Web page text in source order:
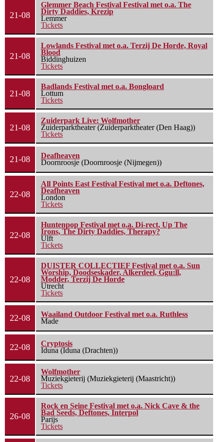
21-08
Glemmer Beach Festival Festival met o.a. The
Dirty Daddies, Krezip
Lemmer
Tickets
21-08
Lowlands Festival met o.a. Terzij De Horde, Royal
Blood
Biddinghuizen
Tickets
21-08
Badlands Festival met o.a. Bongloard
Lottum
Tickets
21-08
Zuiderpark Live: Wolfmother
Zuiderparktheater (Zuiderparktheater (Den Haag))
Tickets
21-08
Deafheaven
Doornroosje (Doornroosje (Nijmegen))
22-08
All Points East Festival Festival met o.a. Deftones,
Deafheaven
London
Tickets
22-08
Huntenpop Festival met o.a. Di-rect, Up The
Irons, The Dirty Daddies, Therapy?
Ulft
Tickets
22-08
DUISTER COLLECTIEF Festival met o.a. Sun
Worship, Doodseskader, Alkerdeel, Ggu:ll,
Modder, Terzij De Horde
Utrecht
Tickets
22-08
Waailand Outdoor Festival met o.a. Ruthless
Made
22-08
Cryptosis
Iduna (Iduna (Drachten))
22-08
Wolfmother
Muziekgieterij (Muziekgieterij (Maastricht))
Tickets
26-08
Rock en Seine Festival met o.a. Nick Cave & the
Bad Seeds, Deftones, Interpol
Parijs
Tickets